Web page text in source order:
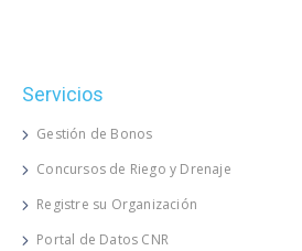
Servicios
Gestión de Bonos
Concursos de Riego y Drenaje
Registre su Organización
Portal de Datos CNR